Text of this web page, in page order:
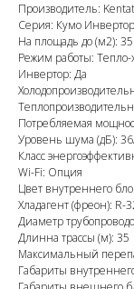
Производитель:
Серия: Кумо
На площадь до (м2): 35
Режим работы: Тепло-
Инвертор: Да
Потребляемая
Уровень шума (дБ):
Класс
Wi-Fi: Опция
Цвет внутреннего
Хладагент (фреон): R-
Диаметр
Длинна трассы (м): 35
Максимальный
Габариты